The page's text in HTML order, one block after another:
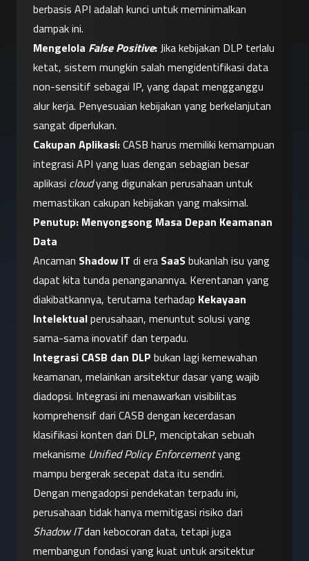
berbasis API adalah kunci untuk meminimalkan
dampak ini.
Mengelola False Positive: Jika kebijakan DLP terlalu
ketat, sistem mungkin salah mengidentifikasi data
non-sensitif sebagai IP, yang dapat mengganggu
alur kerja. Penyesuaian kebijakan yang berkelanjutan
sangat diperlukan.
Cakupan Aplikasi: CASB harus memiliki kemampuan
integrasi API yang luas dengan sebagian besar
aplikasi cloud yang digunakan perusahaan untuk
memastikan cakupan kebijakan yang maksimal.
Penutup: Menyongsong Masa Depan Keamanan
Data
Ancaman Shadow IT di era SaaS bukanlah isu yang
dapat kita tunda penanganannya. Kerentanan yang
diakibatkannya, terutama terhadap Kekayaan
Intelektual perusahaan, menuntut solusi yang
sama-sama inovatif dan terpadu.
Integrasi CASB dan DLP bukan lagi kemewahan
keamanan, melainkan arsitektur dasar yang wajib
diadopsi. Integrasi ini menawarkan visibilitas
komprehensif dari CASB dengan kecerdasan
klasifikasi konten dari DLP, menciptakan sebuah
mekanisme Unified Policy Enforcement yang
mampu bergerak secepat data itu sendiri.
Dengan mengadopsi pendekatan terpadu ini,
Shadow IT dan kebocoran data, tetapi juga
membangun fondasi yang kuat untuk arsitektur